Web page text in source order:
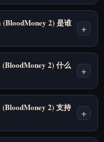
2) 是谁
+
2) 什么
+
2) 支持
+